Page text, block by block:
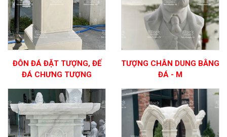
ĐÔN ĐÁ ĐẶT TƯỢNG, ĐẾ
ĐÁ CHƯNG TƯỢNG
TƯỢNG CHÂN DUNG BẰNG
ĐÁ - M